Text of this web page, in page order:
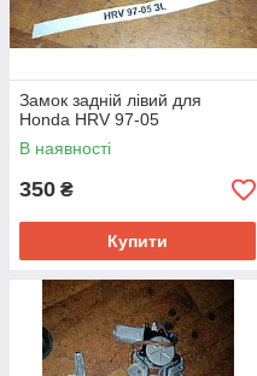
Замок задній лівий для
Honda HRV 97-05
В наявності
350 ₴
Купити